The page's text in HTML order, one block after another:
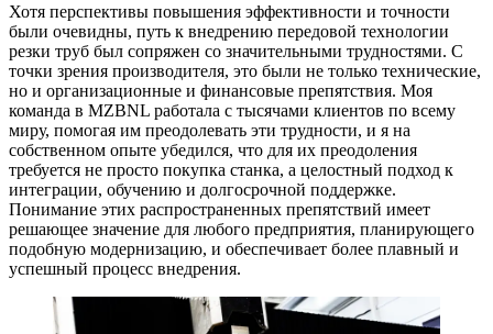
Хотя перспективы повышения эффективности и точности
были очевидны, путь к внедрению передовой технологии
резки труб был сопряжен со значительными трудностями. С
точки зрения производителя, это были не только технические,
но и организационные и финансовые препятствия. Моя
команда в MZBNL работала с тысячами клиентов по всему
миру, помогая им преодолевать эти трудности, и я на
собственном опыте убедился, что для их преодоления
требуется не просто покупка станка, а целостный подход к
интеграции, обучению и долгосрочной поддержке.
Понимание этих распространенных препятствий имеет
решающее значение для любого предприятия, планирующего
подобную модернизацию, и обеспечивает более плавный и
успешный процесс внедрения.